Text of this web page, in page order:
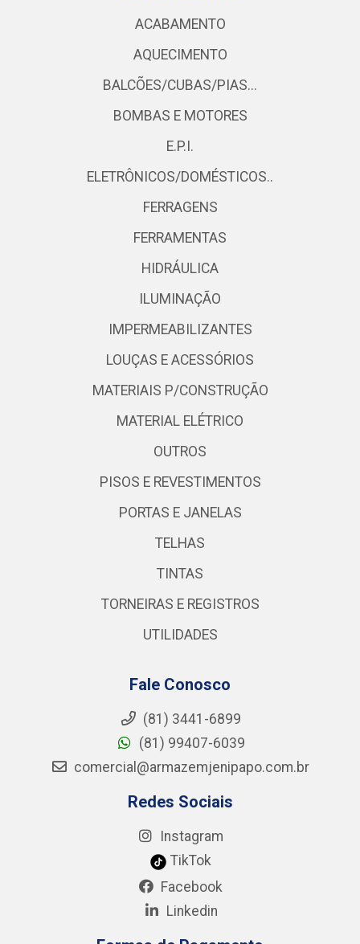
ACABAMENTO
AQUECIMENTO
BALCÕES/CUBAS/PIAS...
BOMBAS E MOTORES
E.P.I.
ELETRÔNICOS/DOMÉSTICOS..
FERRAGENS
FERRAMENTAS
HIDRÁULICA
ILUMINAÇÃO
IMPERMEABILIZANTES
LOUÇAS E ACESSÓRIOS
MATERIAIS P/CONSTRUÇÃO
MATERIAL ELÉTRICO
OUTROS
PISOS E REVESTIMENTOS
PORTAS E JANELAS
TELHAS
TINTAS
TORNEIRAS E REGISTROS
UTILIDADES
Fale Conosco
(81) 3441-6899
(81) 99407-6039
comercial@armazemjenipapo.com.br
Redes Sociais
Instagram
TikTok
Facebook
Linkedin